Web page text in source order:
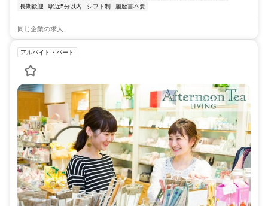
長期歓迎
駅近5分以内 シフト制 履歴書不要
同じ企業の求人
アルバイト・パート